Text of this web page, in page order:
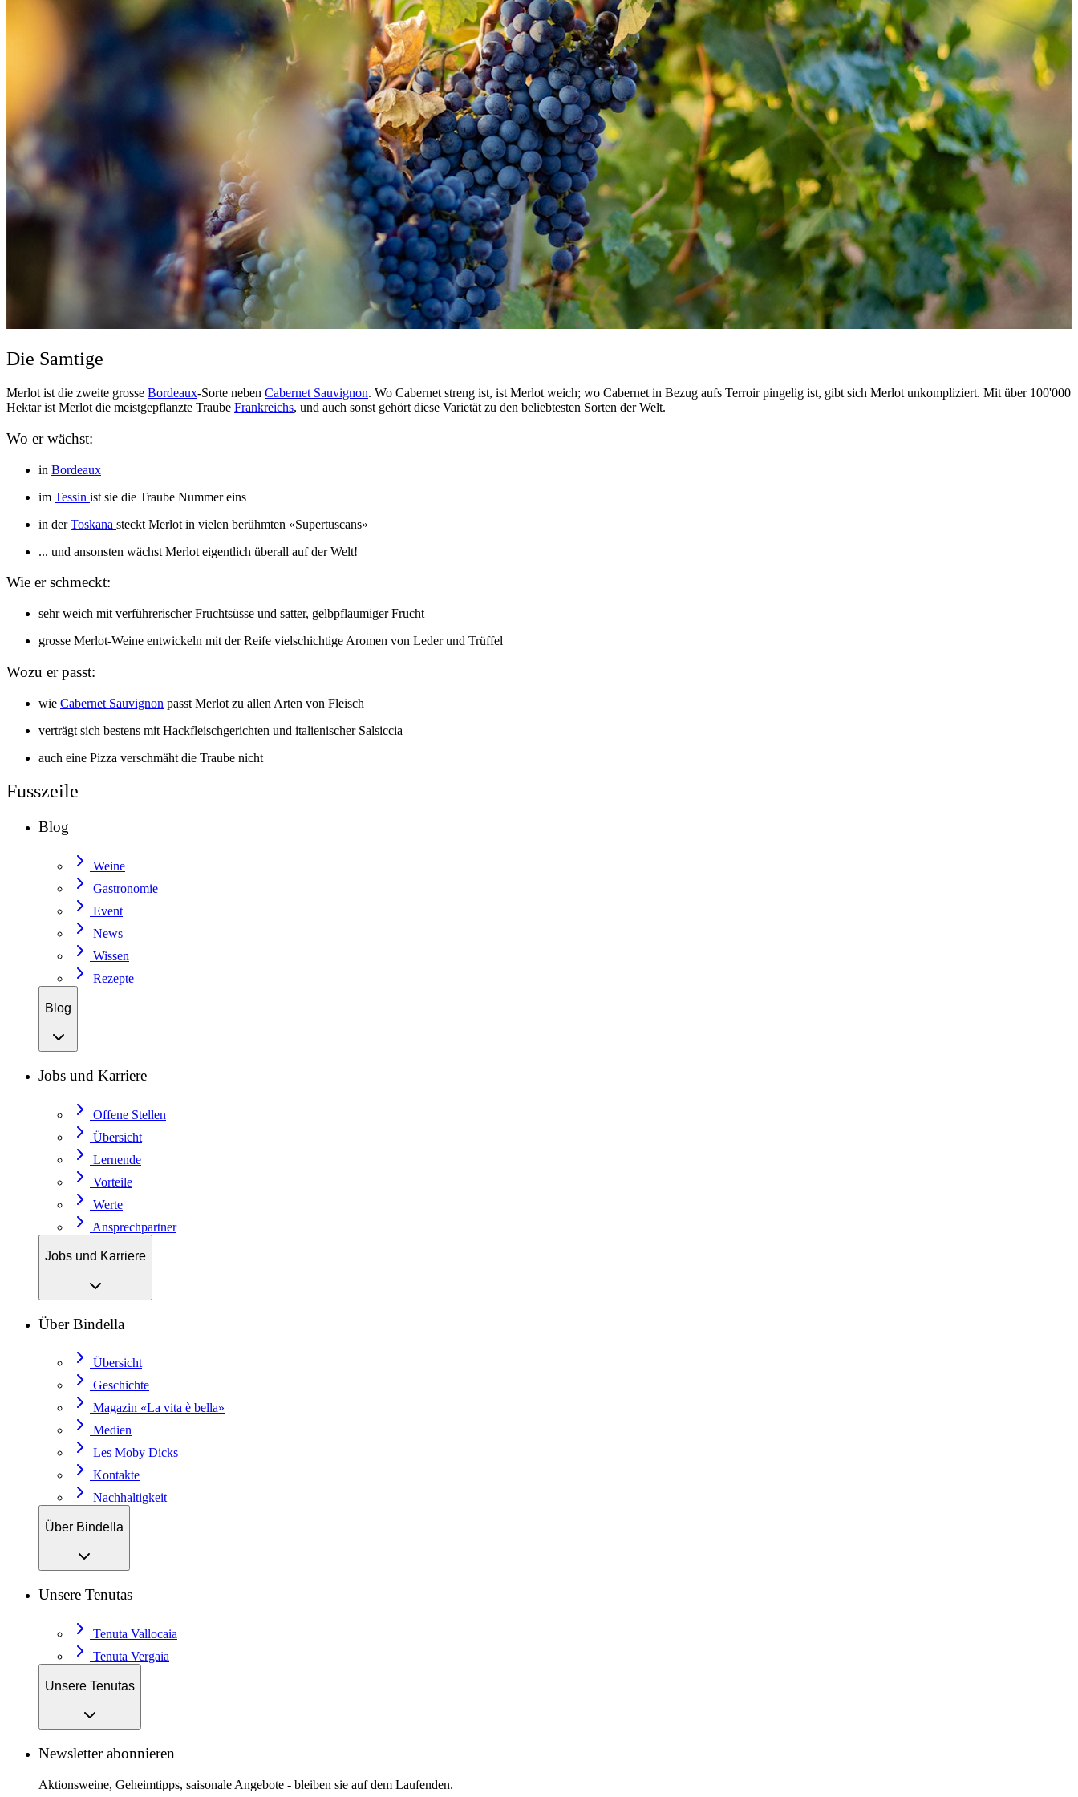
Die Samtige
Merlot ist die zweite grosse Bordeaux-Sorte neben Cabernet Sauvignon. Wo Cabernet streng ist, ist Merlot weich; wo Cabernet in Bezug aufs Terroir pingelig ist, gibt sich Merlot unkompliziert. Mit über 100'000
Hektar ist Merlot die meistgepflanzte Traube Frankreichs, und auch sonst gehört diese Varietät zu den beliebtesten Sorten der Welt.
Wo er wächst:
in Bordeaux
im Tessin ist sie die Traube Nummer eins
in derToskana steckt Merlot in vielen berühmten «Supertuscans»
... und ansonsten wächst Merlot eigentlich überall auf der Welt!
Wie er schmeckt:
sehr weich mit verführerischer Fruchtsüsse und satter, gelbpflaumiger Frucht
grosse Merlot-Weine entwickeln mit der Reife vielschichtige Aromen von Leder und Trüffel
Wozu er passt:
wie Cabernet Sauvignon passt Merlot zu allen Arten von Fleisch
verträgt sich bestens mit Hackfleischgerichten und italienischer Salsiccia
auch eine Pizza verschmäht die Traube nicht
Fusszeile
Blog
Weine
Gastronomie
Event
News
Wissen
Rezepte
Blog
Jobs und Karriere
Offene Stellen
Übersicht
Lernende
Vorteile
Werte
Ansprechpartner
Jobs und Karriere
Über Bindella
Übersicht
Geschichte
Magazin «La vita è bella»
Medien
Les Moby Dicks
Kontakte
Nachhaltigkeit
Über Bindella
Unsere Tenutas
Tenuta Vallocaia
Tenuta Vergaia
Unsere Tenutas
Newsletter abonnieren
Aktionsweine, Geheimtipps, saisonale Angebote - bleiben sie auf dem Laufenden.